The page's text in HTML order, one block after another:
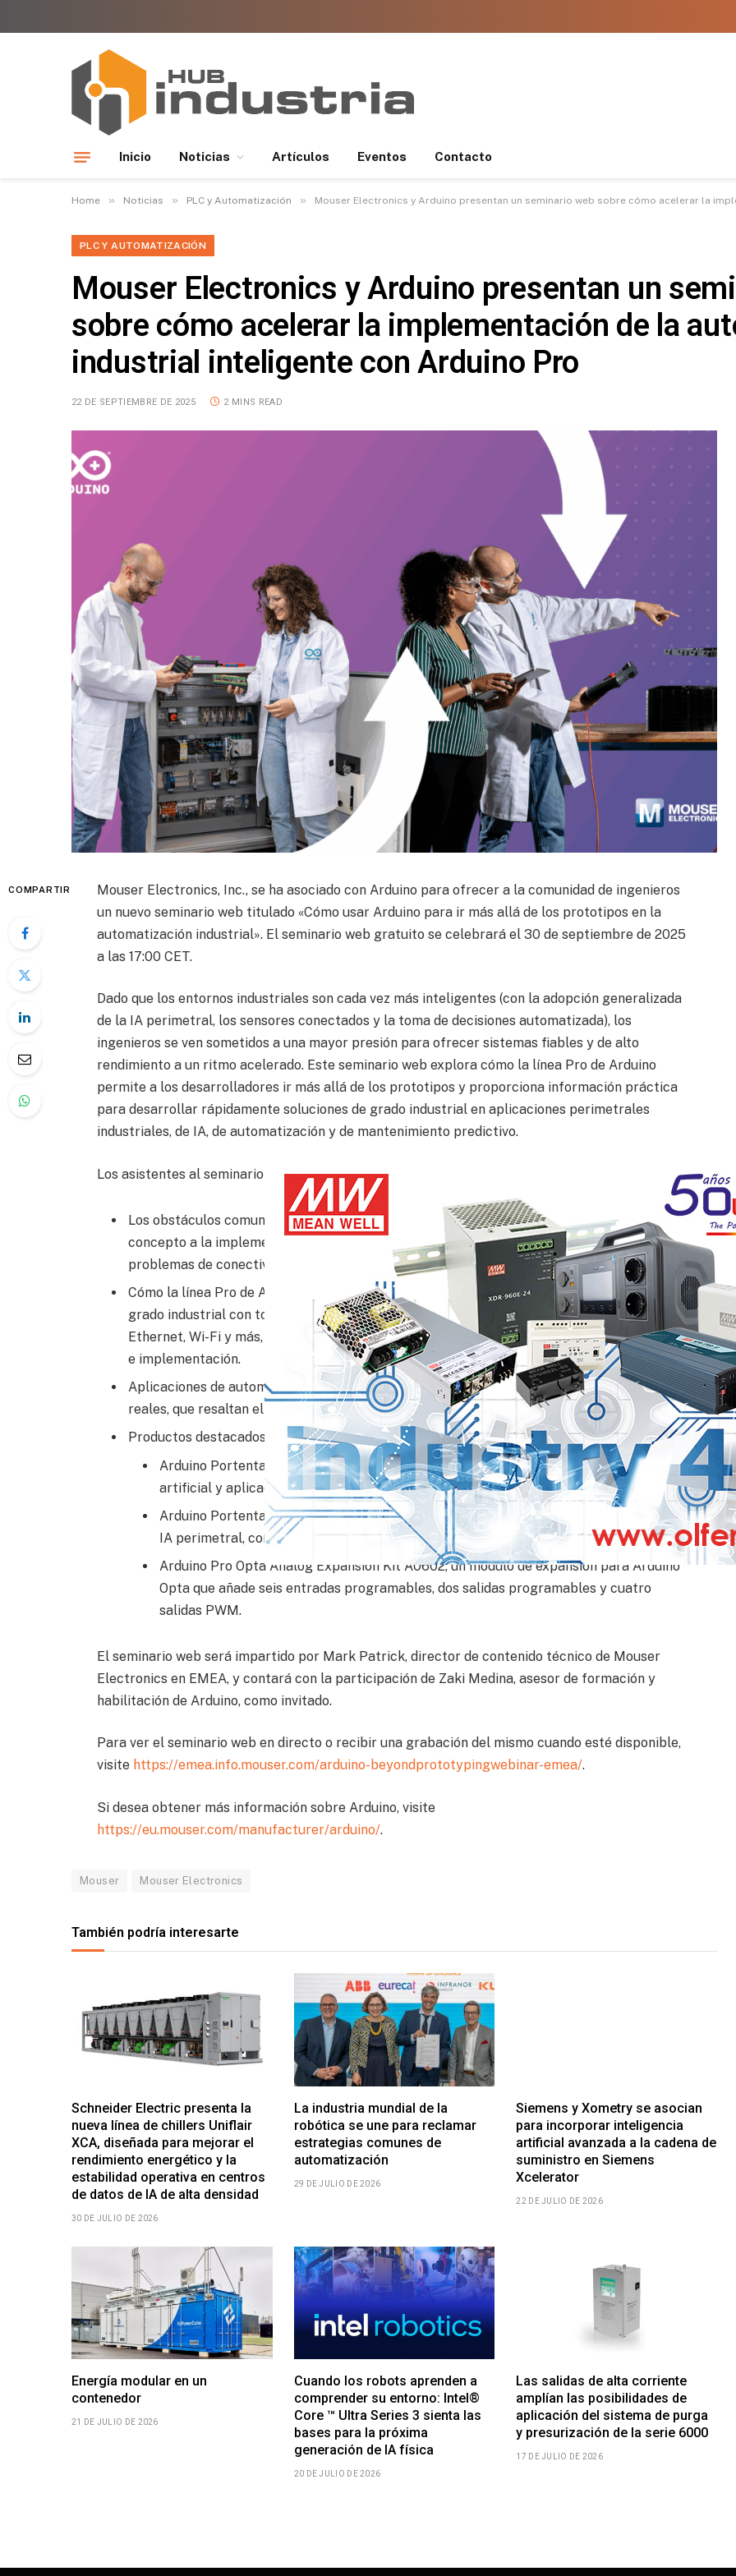
Inicio Noticias Artículos Eventos Contacto
Home » Noticias » PLC y Automatización » Mouser Electronics y Arduino presentan un seminario web sobre cómo acelerar la
PLC Y AUTOMATIZACIÓN
Mouser Electronics y Arduino presentan un
sobre cómo acelerar la implementación de la
industrial inteligente con Arduino Pro
22 DE SEPTIEMBRE DE 2025 2 MINS READ
COMPARTIR
Mouser Electronics, Inc., se ha asociado con Arduino para ofrecer a la comunidad de ingenieros
un nuevo seminario web titulado «Cómo usar Arduino para ir más allá de los prototipos en la
automatización industrial». El seminario web gratuito se celebrará el 30 de septiembre de 2025
a las 17:00 CET.
Dado que los entornos industriales son cada vez más inteligentes (con la adopción generalizada
de la IA perimetral, los sensores conectados y la toma de decisiones automatizada), los
ingenieros se ven sometidos a una mayor presión para ofrecer sistemas fiables y de alto
rendimiento a un ritmo acelerado. Este seminario web explora cómo la línea Pro de Arduino
permite a los desarrolladores ir más allá de los prototipos y proporciona información práctica
para desarrollar rápidamente soluciones de grado industrial en aplicaciones perimetrales
industriales, de IA, de automatización y de mantenimiento predictivo.
Los asistentes al seminario web obtendrán más información sobre:
Los obstáculos comunes a los que se enfrentan las empresas al pasar de la prueba de
concepto a la implementación industrial en el mundo real (desafíos de integración,
problemas de conectividad, la garantía de suficiente fiabilidad y rendimiento, etc.)
Cómo la línea Pro de Arduino ayuda a superar estos obstáculos mediante hardware de
grado industrial con tolerancia ambiental ampliada; soporte integrado para Modbus, CAN,
Ethernet, Wi-Fi y más, y herramientas en la nube para actualizaciones remotas, supervisión
e implementación.
Aplicaciones de automatización, mantenimiento predictivo e IA probadas en condiciones
reales, que resaltan el rendimiento de Arduino en el mundo real.
Productos destacados que respaldan la innovación industrial, incluidos:
Arduino Portenta Proto Kit VE, que ofrece prototipos de alta densidad para visión
artificial y aplicaciones informáticas de vanguardia.
Arduino Portenta Proto Kit ME, una solución de creación de prototipos modular para
IA perimetral, control industrial y desarrollo de sistemas conectados inteligentes.
Arduino Pro Opta Analog Expansion Kit A0602, un módulo de expansión para Arduino
Opta que añade seis entradas programables, dos salidas programables y cuatro
salidas PWM.
El seminario web será impartido por Mark Patrick, director de contenido técnico de Mouser
Electronics en EMEA, y contará con la participación de Zaki Medina, asesor de formación y
habilitación de Arduino, como invitado.
Para ver el seminario web en directo o recibir una grabación del mismo cuando esté disponible,
visite https://emea.info.mouser.com/arduino-beyondprototypingwebinar-emea/.
Si desea obtener más información sobre Arduino, visite
https://eu.mouser.com/manufacturer/arduino/.
Mouser Mouser Electronics
También podría interesarte
Schneider Electric presenta la
nueva línea de chillers Uniflair
XCA, diseñada para mejorar el
rendimiento energético y la
estabilidad operativa en centros
de datos de IA de alta densidad
30 DE JULIO DE 2026
La industria mundial de la
robótica se une para reclamar
estrategias comunes de
automatización
29 DE JULIO DE 2026
Siemens y Xometry se asocian
para incorporar inteligencia
artificial avanzada a la cadena de
suministro en Siemens
Xcelerator
22 DE JULIO DE 2026
Energía modular en un
contenedor
21 DE JULIO DE 2026
Cuando los robots aprenden a
comprender su entorno: Intel®
Core ™ Ultra Series 3 sienta las
bases para la próxima
generación de IA física
20 DE JULIO DE 2026
Las salidas de alta corriente
amplían las posibilidades de
aplicación del sistema de purga
y presurización de la serie 6000
17 DE JULIO DE 2026